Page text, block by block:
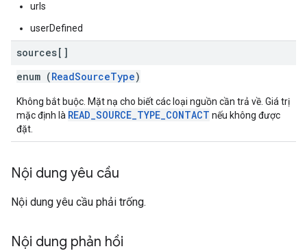
urls
userDefined
sources[]
enum (ReadSourceType)
Không bắt buộc. Mặt nạ cho biết các loại nguồn cần trả về. Giá trị
mặc định là READ_SOURCE_TYPE_CONTACT nếu không được
đặt.
Nội dung yêu cầu
Nội dung yêu cầu phải trống.
Nội dung phản hồi